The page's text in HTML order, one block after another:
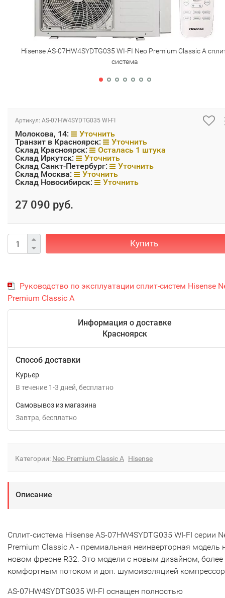
Hisense AS-07HW4SYDTG035 WI-FI Neo Premium Classic A
система
Артикул: AS-07HW4SYDTG035 WI-FI
Молокова, 14:
Уточнить
Транзит в Красноярск:
Уточнить
Склад Красноярск:
Осталась 1 штука
Склад Иркутск:
Уточнить
Склад Санкт-Петербург:
Уточнить
Склад Москва:
Уточнить
Склад Новосибирск:
Уточнить
27 090 руб.
Купить
Руководство по эксплуатации сплит-систем Hisense
Premium Classic A
Информация о доставке
Красноярск
Способ доставки
Курьер
В течение 1-3 дней Бесплатно
Самовывоз из магазина
Завтра
Бесплатно
Категории: Neo Premium Classic A Hisense
Описание
Сплит-система Hisense AS-07HW4SYDTG035 WI-FI серии
Premium Classic A - премиальная неинверторная модель
новом фреоне R32. Это модели с новым дизайном, более
комфортным потоком и доп. шумоизоляцией
AS-07HW4SYDTG035 WI-FI оснащен полностью